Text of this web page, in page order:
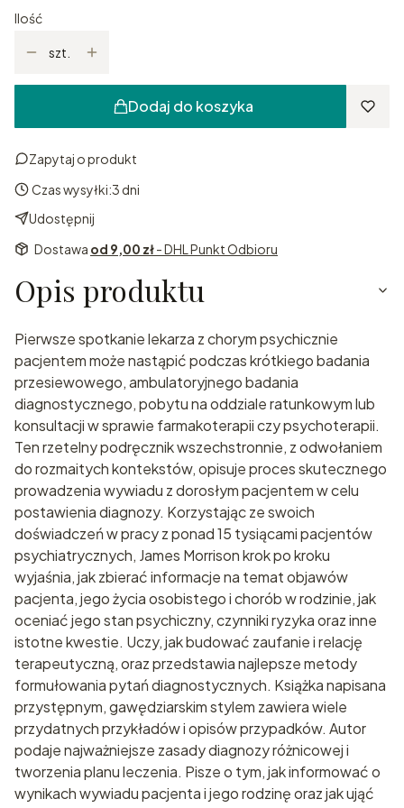
Ilość
szt.
Dodaj do koszyka
Zapytaj o produkt
Czas wysyłki:3 dni
Udostępnij
Dostawa od 9,00 zł- DHL Punkt Odbioru
Opis produktu
Pierwsze spotkanie lekarza z chorym psychicznie
pacjentem może nastąpić podczas krótkiego badania
przesiewowego, ambulatoryjnego badania
diagnostycznego, pobytu na oddziale ratunkowym lub
konsultacji w sprawie farmakoterapii czy psychoterapii.
Ten rzetelny podręcznik wszechstronnie, z odwołaniem
do rozmaitych kontekstów, opisuje proces skutecznego
prowadzenia wywiadu z dorosłym pacjentem w celu
postawienia diagnozy. Korzystając ze swoich
doświadczeń w pracy z ponad 15 tysiącami pacjentów
psychiatrycznych, James Morrison krok po kroku
wyjaśnia, jak zbierać informacje na temat objawów
pacjenta, jego życia osobistego i chorób w rodzinie, jak
oceniać jego stan psychiczny, czynniki ryzyka oraz inne
istotne kwestie. Uczy, jak budować zaufanie i relację
terapeutyczną, oraz przedstawia najlepsze metody
formułowania pytań diagnostycznych. Książka napisana
przystępnym, gawędziarskim stylem zawiera wiele
przydatnych przykładów i opisów przypadków. Autor
podaje najważniejsze zasady diagnozy różnicowej i
tworzenia planu leczenia. Pisze o tym, jak informować o
wynikach wywiadu pacjenta i jego rodzinę oraz jak ująć